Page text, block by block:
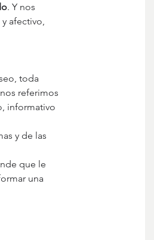
. Y nos
afectivo,
toda
referimos
informativo
y de las
que le
una